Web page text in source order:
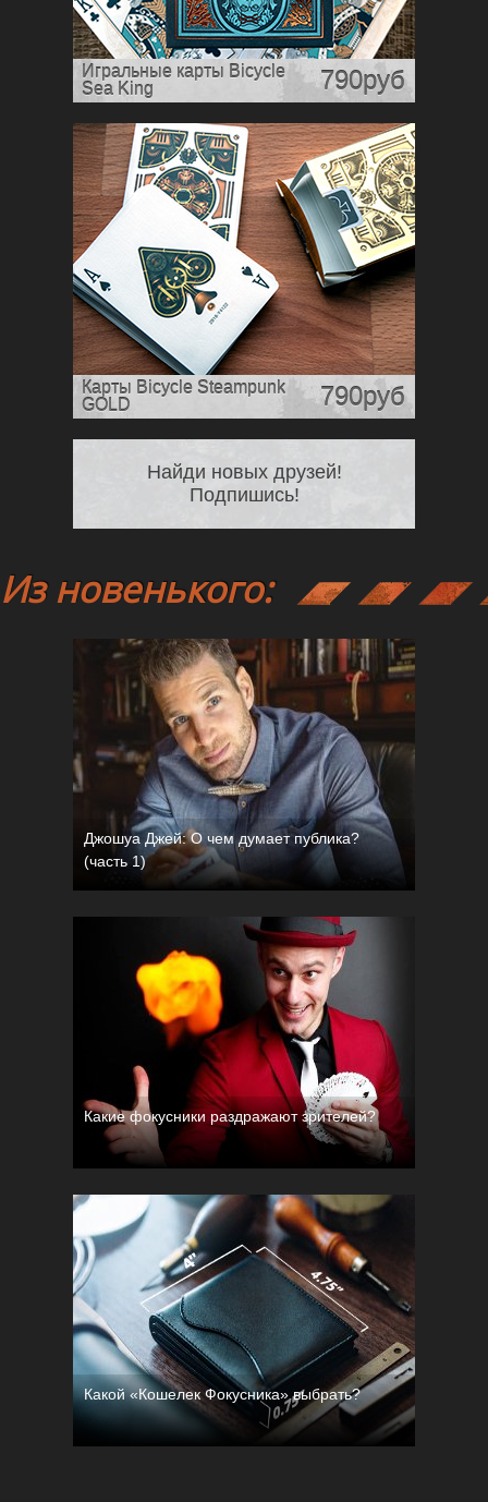
Игральные карты Bicycle
Sea King
790руб
Карты Bicycle Steampunk
GOLD
790руб
Найди новых друзей!
Подпишись!
Из новенького:
Джошуа Джей: О чем думает публика?
(часть 1)
Какие фокусники раздражают зрителей?
Какой «Кошелек Фокусника» выбрать?